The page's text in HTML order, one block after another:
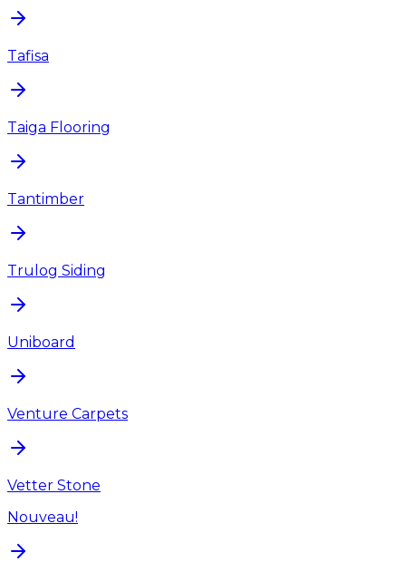
Tafisa
Taiga Flooring
Tantimber
Trulog Siding
Uniboard
Venture Carpets
Vetter Stone
Nouveau!